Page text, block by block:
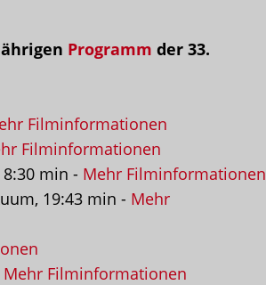
Programm der 33.
Filminformationen
Filminformationen
min - Mehr Filminformationen
19:43 min - Mehr
Mehr Filminformationen